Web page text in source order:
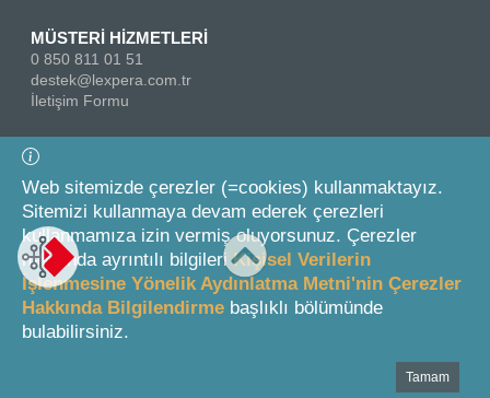
MÜSTERİ HİZMETLERİ
0 850 811 01 51
destek@lexpera.com.tr
İletişim Formu
Bizi Takip Edin
© 2026 On İki Levha Yayıncılık A.Ş.
Web sitemizde çerezler (=cookies) kullanmaktayız.
Sitemizi kullanmaya devam ederek çerezleri
kullanmamıza izin vermiş oluyorsunuz. Çerezler
hakkında ayrıntılı bilgileriKişisel Verilerin
İşlenmesine Yönelik Aydınlatma Metni'nin Çerezler
Hakkında Bilgilendirme başlıklı bölümünde
bulabilirsiniz.
Tamam